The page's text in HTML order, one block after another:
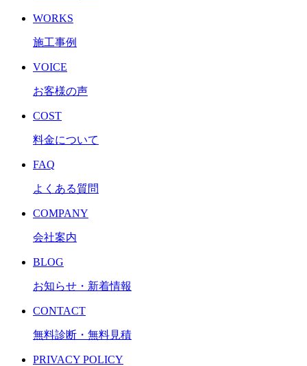
WORKS
施工事例
VOICE
お客様の声
COST
料金について
FAQ
よくある質問
COMPANY
会社案内
BLOG
お知らせ・新着情報
CONTACT
無料診断・無料見積
PRIVACY POLICY